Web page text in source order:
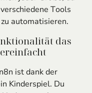
Tools
automatisieren.
das
ist dank der
Kinderspiel. Du